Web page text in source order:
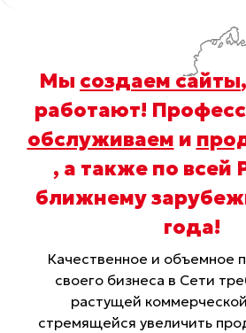
Мы создаем сайты
работают!
обслуживаем и
, а также по всей
ближнему
года!
Качественное и объемное
своего бизнеса в Сети
растущей
стремящейся увеличить